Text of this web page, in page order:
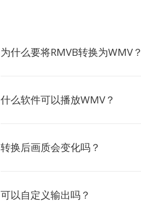
为什么要将RMVB转换为WMV？
什么软件可以播放WMV？
转换后画质会变化吗？
可以自定义输出吗？